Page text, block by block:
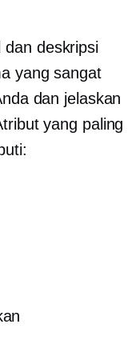
dan deskripsi
yang sangat
dan jelaskan
yang paling